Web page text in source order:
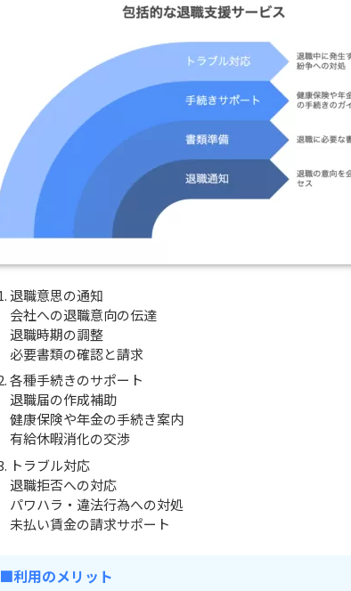
退職意思の通知
会社への退職意向の伝達
退職時期の調整
必要書類の確認と請求
各種手続きのサポート
退職届の作成補助
健康保険や年金の手続き案内
有給休暇消化の交渉
トラブル対応
退職拒否への対応
パワハラ・違法行為への対処
未払い賃金の請求サポート
■利用のメリット